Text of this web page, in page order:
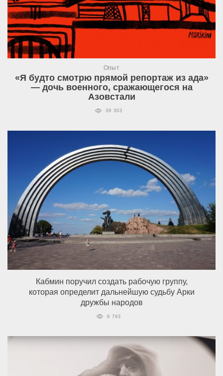
Опыт
«Я будто смотрю прямой репортаж из ада»
— дочь военного, сражающегося на
Азовстали
39 303
Кабмин поручил создать рабочую группу,
которая определит дальнейшую судьбу Арки
дружбы народов
9 793